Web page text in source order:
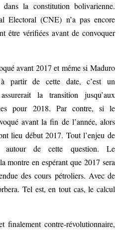
la constitution bolivarienne.
Electoral (CNE) n’a pas encore
être vérifiées avant de convoquer
avant 2017 et même si Maduro
partir de cette date, c’est un
la transition jusqu’aux
pour 2018. Par contre, si le
avant la fin de l’année, alors
lieu début 2017. Tout l’enjeu de
de cette question. Le
montre en espérant que 2017 sera
des cours pétroliers. Avec de
Tel est, en tout cas, le calcul
finalement contre-révolutionnaire,